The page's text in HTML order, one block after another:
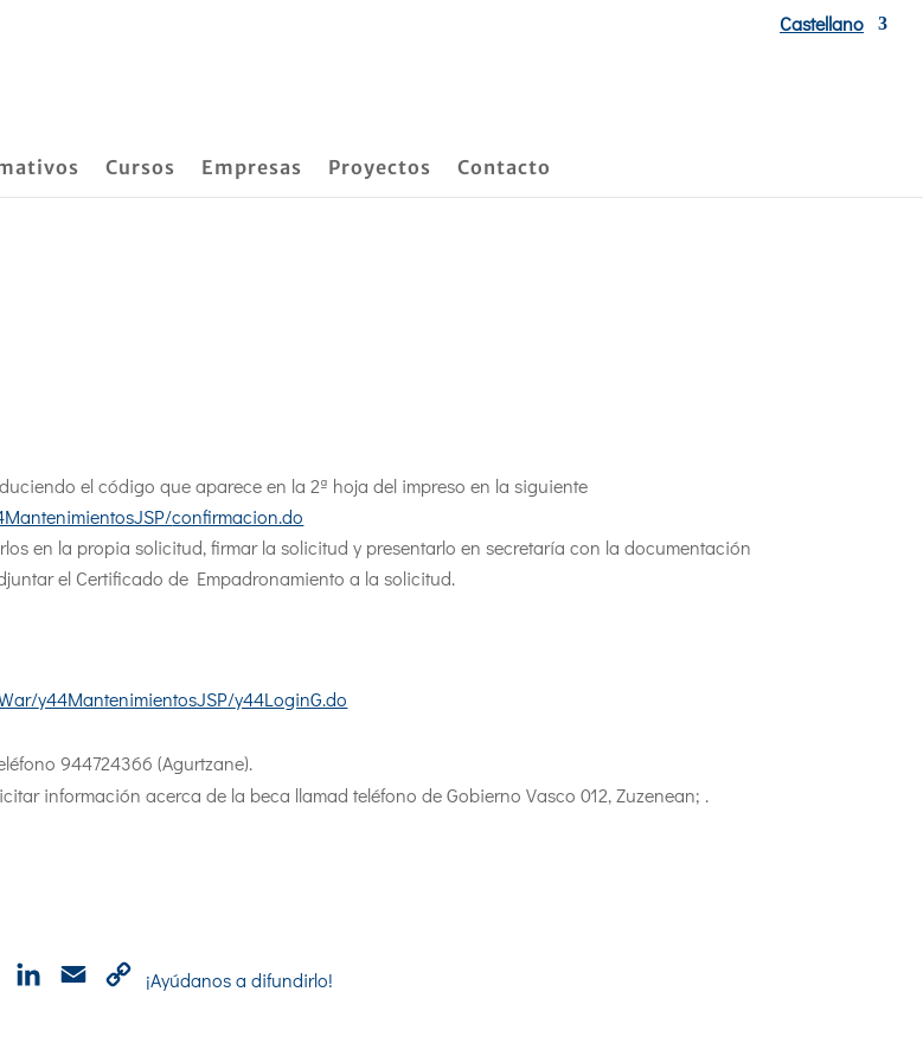
Castellano
Cursos Empresas Proyectos Contacto
el código que aparece en la 2ª hoja del impreso en la siguiente
confirmacion.do
en la propia solicitud, firmar la solicitud y presentarlo en secretaría con la documentación
el Certificado de Empadronamiento a la solicitud.
y44MantenimientosJSP/y44LoginG.do
944724366 (Agurtzane).
información acerca de la beca llamad teléfono de Gobierno Vasco 012, Zuzenean; .
FacebookLinkedInEmail
Copy
¡Ayúdanos a difundirlo!